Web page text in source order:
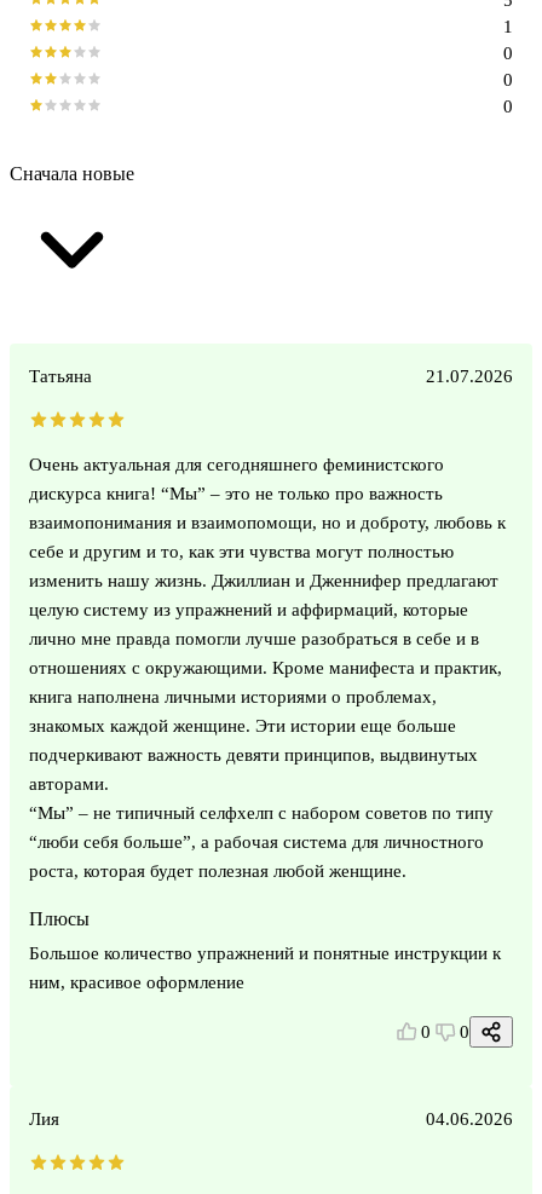
0
0
0
1
Сначала новые
Татьяна 21.07.2026
Очень актуальная для сегодняшнего феминистского
дискурса книга! “Мы” – это не только про важность
взаимопонимания и взаимопомощи, но и доброту, любовь к
себе и другим и то, как эти чувства могут полностью
изменить нашу жизнь. Джиллиан и Дженнифер предлагают
целую систему из упражнений и аффирмаций, которые
лично мне правда помогли лучше разобраться в себе и в
отношениях с окружающими. Кроме манифеста и практик,
книга наполнена личными историями о проблемах,
знакомых каждой женщине. Эти истории еще больше
подчеркивают важность девяти принципов, выдвинутых
авторами.
“Мы” – не типичный селфхелп с набором советов по типу
“люби себя больше”, а рабочая система для личностного
роста, которая будет полезная любой женщине.
Плюсы
Большое количество упражнений и понятные инструкции к
ним, красивое оформление
0 0
Лия 04.06.2026